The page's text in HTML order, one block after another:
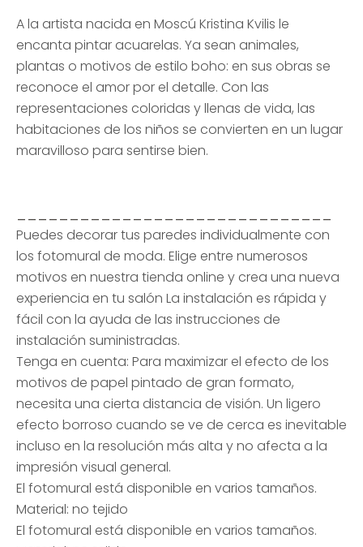
A la artista nacida en Moscú Kristina Kvilis le
encanta pintar acuarelas. Ya sean animales,
plantas o motivos de estilo boho: en sus obras se
reconoce el amor por el detalle. Con las
representaciones coloridas y llenas de vida, las
habitaciones de los niños se convierten en un lugar
maravilloso para sentirse bien.
Puedes decorar tus paredes individualmente con
los fotomural de moda. Elige entre numerosos
motivos en nuestra tienda online y crea una nueva
experiencia en tu salón La instalación es rápida y
fácil con la ayuda de las instrucciones de
instalación suministradas.
Tenga en cuenta: Para maximizar el efecto de los
motivos de papel pintado de gran formato,
necesita una cierta distancia de visión. Un ligero
efecto borroso cuando se ve de cerca es inevitable
incluso en la resolución más alta y no afecta a la
impresión visual general.
El fotomural está disponible en varios tamaños.
Material: no tejido
El fotomural está disponible en varios tamaños.